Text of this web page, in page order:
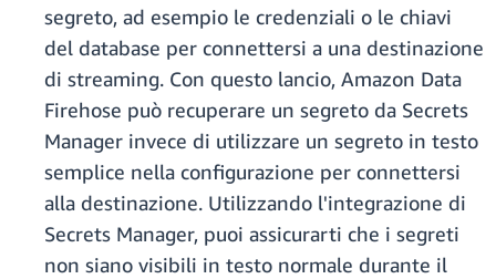
segreto, ad esempio le credenziali o le chiavi
del database per connettersi a una destinazione
di streaming. Con questo lancio, Amazon Data
Firehose può recuperare un segreto da Secrets
Manager invece di utilizzare un segreto in testo
semplice nella configurazione per connettersi
alla destinazione. Utilizzando l'integrazione di
Secrets Manager, puoi assicurarti che i segreti
non siano visibili in testo normale durante il